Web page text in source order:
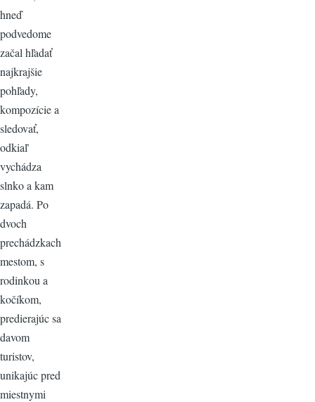
hneď
podvedome
začal hľadať
najkrajšie
pohľady,
kompozície a
sledovať,
odkiaľ
vychádza
slnko a kam
zapadá. Po
dvoch
prechádzkach
mestom, s
rodinkou a
kočíkom,
predierajúc sa
davom
turistov,
unikajúc pred
miestnymi